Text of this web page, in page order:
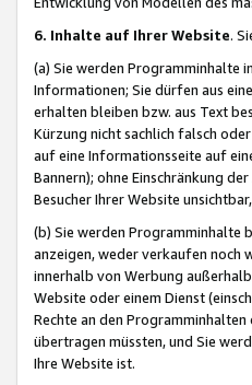
6. Inhalte auf Ihrer Website.
(a) Sie werden Programminhalte
Informationen; Sie dürfen aus
erhalten bleiben bzw. aus Text
Kürzung nicht sachlich falsch
auf eine Informationsseite auf
Bannern); ohne Einschränkung
Besucher Ihrer Website
(b) Sie werden Programminhalte
anzeigen, weder verkaufen noch
innerhalb von Werbung
Website oder einem Dienst
Rechte an den
übertragen müssten, und Sie
Ihre Website ist.